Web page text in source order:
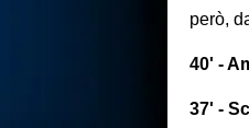
però,
40' -
37' -